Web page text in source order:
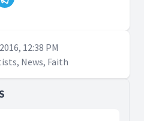
12:38 PM
News, Faith